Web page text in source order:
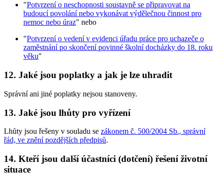
"Potvrzení o neschopnosti soustavně se připravovat na
budoucí povolání nebo vykonávat výdělečnou činnost pro
nemoc nebo úraz" nebo
"Potvrzení o vedení v evidenci úřadu práce pro uchazeče o
zaměstnání po skončení povinné školní docházky do 18. roku
věku"
12. Jaké jsou poplatky a jak je lze uhradit
Správní ani jiné poplatky nejsou stanoveny.
13. Jaké jsou lhůty pro vyřízení
Lhůty jsou řešeny v souladu se zákonem č. 500/2004 Sb., správní
řád, ve znění pozdějších předpisů.
14. Kteří jsou další účastníci (dotčení) řešení životní
situace